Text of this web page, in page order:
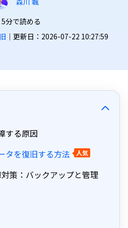
5分で読める
｜更新日：2026-07-22 10:27:59
する原因
タを復旧する方法
人気
策：バックアップと管理